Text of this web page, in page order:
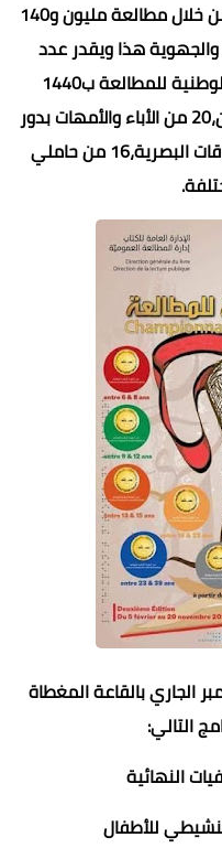
قارئ من مختلف الشرائح العمرية من خلال مطالعة مليون و140
هذا ويقدر عدد
المشاركين في نهائي البطولة الوطنية للمطالعة ب1440
مشارك ومنهم420 نزيل من السجون،20 من الأباء والأمهات بدور
رعاية المسنين،23 من حاملي الاعاقات البصرية،16 من حاملي
الموعد الأحد13 نوفمبر الجاري بالقاعة المغطاة
التالي: